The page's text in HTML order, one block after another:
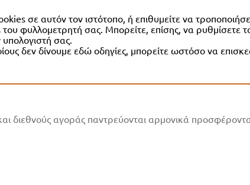
σε αυτόν τον ιστότοπο, ή επιθυμείτε να
φυλλομετρητή σας. Μπορείτε, επίσης, να
σας.
δεν δίνουμε εδώ οδηγίες, μπορείτε ωστόσο να
διεθνούς αγοράς παντρεύονται αρμονικά